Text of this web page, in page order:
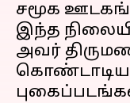
சமூக
இந்த
அவர்